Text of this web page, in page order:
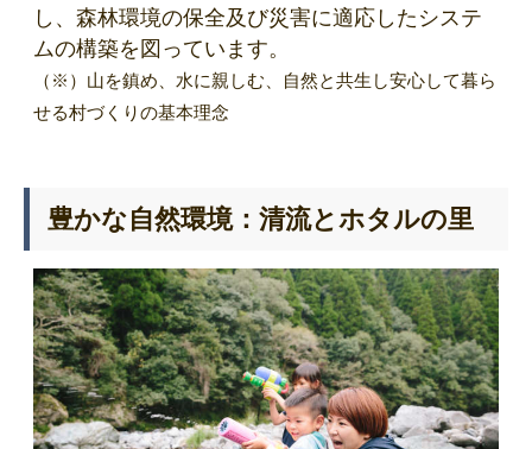
し、森林環境の保全及び災害に適応したシステ
ムの構築を図っています。
（※）山を鎮め、水に親しむ、自然と共生し安心して暮ら
せる村づくりの基本理念
豊かな自然環境：清流とホタルの里